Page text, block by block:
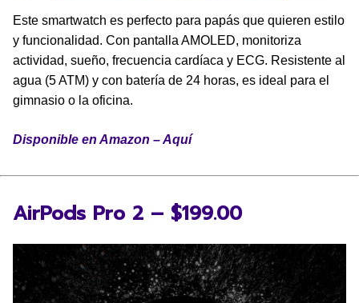
Este smartwatch es perfecto para papás que quieren estilo
y funcionalidad. Con pantalla AMOLED, monitoriza
actividad, sueño, frecuencia cardíaca y ECG. Resistente al
agua (5 ATM) y con batería de 24 horas, es ideal para el
gimnasio o la oficina.
Disponible en Amazon – Aquí
AirPods Pro 2 – $199.00